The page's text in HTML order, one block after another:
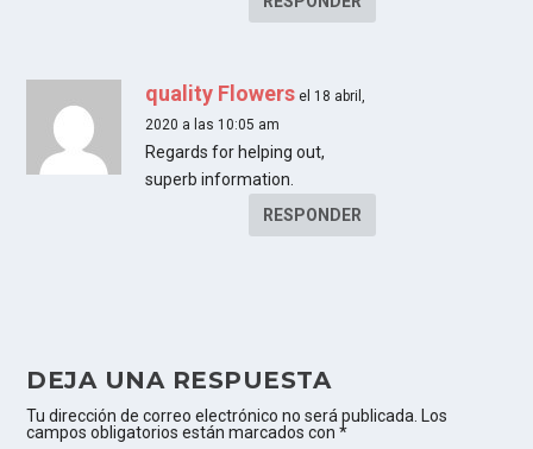
quality Flowers el 18 abril,
2020 a las 10:05 am
Regards for helping out,
superb information.
RESPONDER
DEJA UNA RESPUESTA
Tu dirección de correo electrónico no será publicada.
Los
campos obligatorios están marcados con*